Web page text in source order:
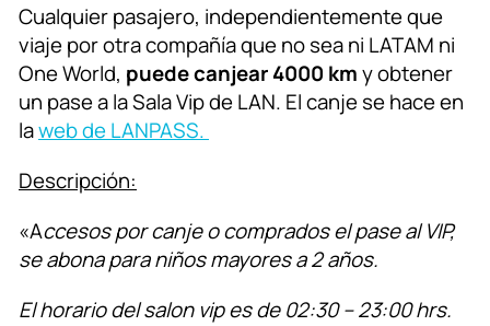
Cualquier pasajero, independientemente que
viaje por otra compañía que no sea ni LATAM ni
One World, puede canjear 4000 kmy obtener
un pase a la Sala Vip de LAN. El canje se hace en
laweb de LANPASS.
Descripción:
«Accesos por canje o comprados el pase al VIP,
se abona para niños mayores a 2 años.
El horario del salon vip es de 02:30 – 23:00 hrs.